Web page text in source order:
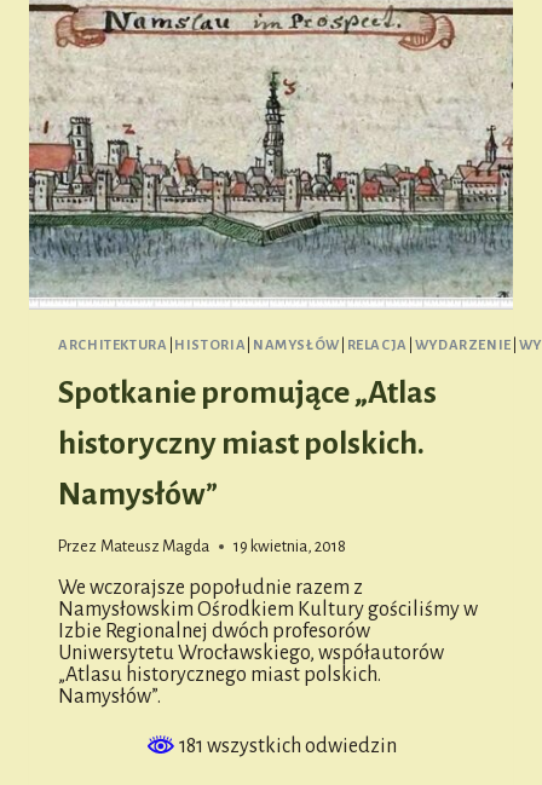
ARCHITEKTURA HISTORIA NAMYSŁÓW RELACJA WYDARZENIE
Spotkanie promujące „Atlas
historyczny miast polskich.
Namysłów”
Przez Mateusz Magda 19 kwietnia, 2018
We wczorajsze popołudnie razem z
Namysłowskim Ośrodkiem Kultury gościliśmy w
Izbie Regionalnej dwóch profesorów
Uniwersytetu Wrocławskiego, współautorów
„Atlasu historycznego miast polskich.
Namysłów”.
181 wszystkich odwiedzin